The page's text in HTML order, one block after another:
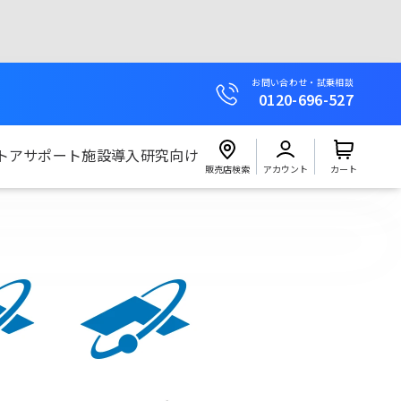
お問い合わせ・試乗相談
0120-696-527
アサポート施設導入研究向け
販売店検索 アカウント カート